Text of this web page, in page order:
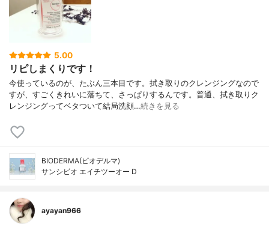
5.00
リピしまくりです！
今使っているのが、たぶん三本目です。拭き取りのクレンジングなので
すが、すごくきれいに落ちて、さっぱりするんです。普通、拭き取りク
レンジングってベタついて結局洗顔…続きを見る
BIODERMA(ビオデルマ)
サンシビオ エイチツーオー D
ayayan966